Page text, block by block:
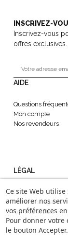
INSCRIVEZ-
Inscrivez-vous
offres exclusives.
AIDE
Questions
Mon compte
Nos revendeurs
LÉGAL
CGV
Mentions légales
Confidentialité
Ce site Web
améliorer nos
vos préférences
Pour donner votre
le bouton Accepter.